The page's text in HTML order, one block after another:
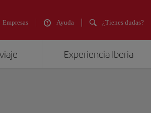
Empresas Ayuda ¿Tienes dudas?
Experiencia Iberia